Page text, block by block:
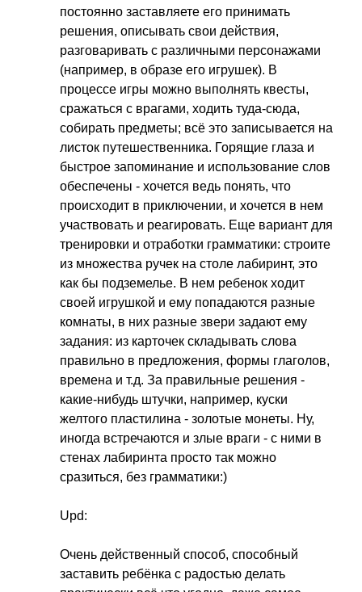
постоянно заставляете его принимать
решения, описывать свои действия,
разговаривать с различными персонажами
(например, в образе его игрушек). В
процессе игры можно выполнять квесты,
сражаться с врагами, ходить туда-сюда,
собирать предметы; всё это записывается на
листок путешественника. Горящие глаза и
быстрое запоминание и использование слов
обеспечены - хочется ведь понять, что
происходит в приключении, и хочется в нем
участвовать и реагировать. Еще вариант для
тренировки и отработки грамматики: строите
из множества ручек на столе лабиринт, это
как бы подземелье. В нем ребенок ходит
своей игрушкой и ему попадаются разные
комнаты, в них разные звери задают ему
задания: из карточек складывать слова
правильно в предложения, формы глаголов,
времена и т.д. За правильные решения -
какие-нибудь штучки, например, куски
желтого пластилина - золотые монеты. Ну,
иногда встречаются и злые враги - с ними в
стенах лабиринта просто так можно
сразиться, без грамматики:)
Upd:
Очень действенный способ, способный
заставить ребёнка с радостью делать